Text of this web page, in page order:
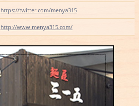
https://twitter.com/menya315
http://www.menya315.com/